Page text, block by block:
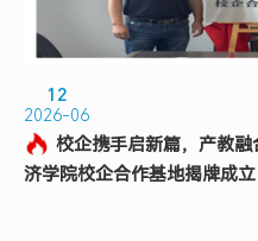
12
2026-06
校企携手启新篇，产教
济学院校企合作基地揭牌成立